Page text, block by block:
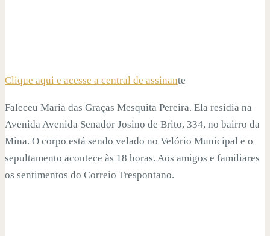
Clique aqui e acesse a central de assinante
Faleceu Maria das Graças Mesquita Pereira. Ela residia na
Avenida Avenida Senador Josino de Brito, 334, no bairro da
Mina. O corpo está sendo velado no Velório Municipal e o
sepultamento acontece às 18 horas. Aos amigos e familiares
os sentimentos do Correio Trespontano.